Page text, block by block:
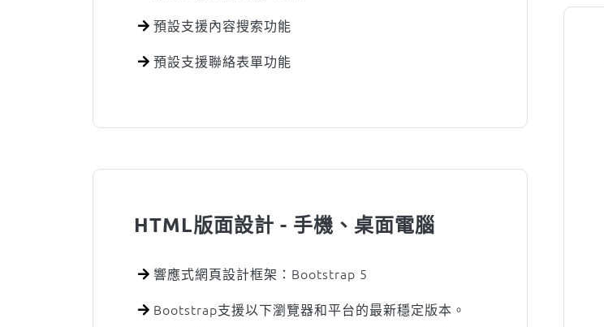
預設支援內容搜索功能
預設支援聯絡表單功能
HTML版面設計 - 手機、桌面電腦
響應式網頁設計框架：Bootstrap 5
Bootstrap支援以下瀏覽器和平台的最新穩定版本。